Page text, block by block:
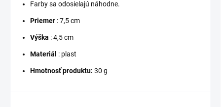
Farby sa odosielajú náhodne.
Priemer : 7,5 cm
Výška : 4,5 cm
Materiál : plast
Hmotnosť produktu: 30 g